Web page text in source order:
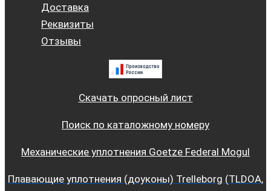
Доставка
Реквизиты
Отзывы
Скачать опросный лист
Поиск по каталожному номеру
Механические уплотнения Goetze Federal Mogul
Плавающие уплотнения (доуконы) Trelleborg (TLDOA,